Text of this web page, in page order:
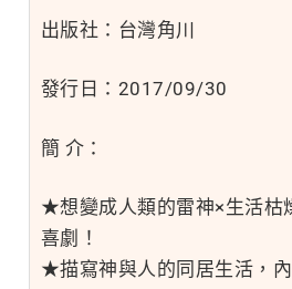
出版社：台灣角川
發行日：2017/09/30
簡 介：
★想變成人類的雷神×生活枯
喜劇！
★描寫神與人的同居生活，內